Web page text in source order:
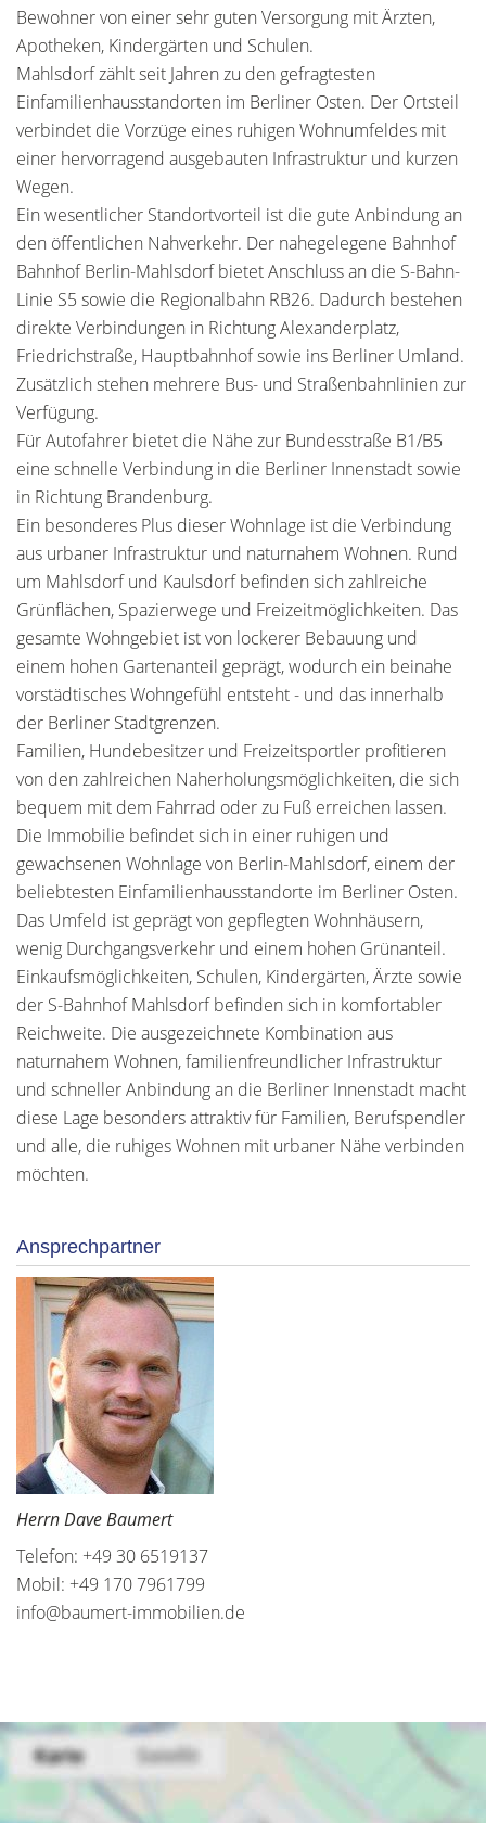
Bewohner von einer sehr guten Versorgung mit Ärzten,
Apotheken, Kindergärten und Schulen.
Mahlsdorf zählt seit Jahren zu den gefragtesten
Einfamilienhausstandorten im Berliner Osten. Der Ortsteil
verbindet die Vorzüge eines ruhigen Wohnumfeldes mit
einer hervorragend ausgebauten Infrastruktur und kurzen
Wegen.
Ein wesentlicher Standortvorteil ist die gute Anbindung an
den öffentlichen Nahverkehr. Der nahegelegene Bahnhof
Bahnhof Berlin-Mahlsdorf bietet Anschluss an die S-Bahn-
Linie S5 sowie die Regionalbahn RB26. Dadurch bestehen
direkte Verbindungen in Richtung Alexanderplatz,
Friedrichstraße, Hauptbahnhof sowie ins Berliner Umland.
Zusätzlich stehen mehrere Bus- und Straßenbahnlinien zur
Verfügung.
Für Autofahrer bietet die Nähe zur Bundesstraße B1/B5
eine schnelle Verbindung in die Berliner Innenstadt sowie
in Richtung Brandenburg.
Ein besonderes Plus dieser Wohnlage ist die Verbindung
aus urbaner Infrastruktur und naturnahem Wohnen. Rund
um Mahlsdorf und Kaulsdorf befinden sich zahlreiche
Grünflächen, Spazierwege und Freizeitmöglichkeiten. Das
gesamte Wohngebiet ist von lockerer Bebauung und
einem hohen Gartenanteil geprägt, wodurch ein beinahe
vorstädtisches Wohngefühl entsteht - und das innerhalb
der Berliner Stadtgrenzen.
Familien, Hundebesitzer und Freizeitsportler profitieren
von den zahlreichen Naherholungsmöglichkeiten, die sich
bequem mit dem Fahrrad oder zu Fuß erreichen lassen.
Die Immobilie befindet sich in einer ruhigen und
gewachsenen Wohnlage von Berlin-Mahlsdorf, einem der
beliebtesten Einfamilienhausstandorte im Berliner Osten.
Das Umfeld ist geprägt von gepflegten Wohnhäusern,
wenig Durchgangsverkehr und einem hohen Grünanteil.
Einkaufsmöglichkeiten, Schulen, Kindergärten, Ärzte sowie
der S-Bahnhof Mahlsdorf befinden sich in komfortabler
Reichweite. Die ausgezeichnete Kombination aus
naturnahem Wohnen, familienfreundlicher Infrastruktur
und schneller Anbindung an die Berliner Innenstadt macht
diese Lage besonders attraktiv für Familien, Berufspendler
und alle, die ruhiges Wohnen mit urbaner Nähe verbinden
möchten.
Ansprechpartner
Herrn Dave Baumert
Telefon: +49 30 6519137
Mobil: +49 170 7961799
info@baumert-immobilien.de